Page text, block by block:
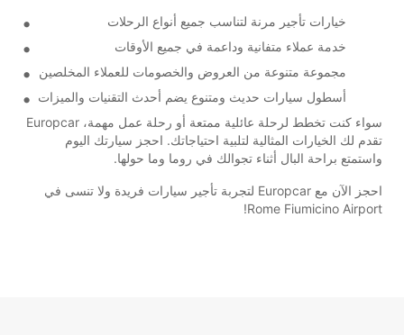
خيارات تأجير مرنة لتناسب جميع أنواع الرحلات
خدمة عملاء متفانية وداعمة في جميع الأوقات
مجموعة متنوعة من العروض والخصومات للعملاء المخلصين
أسطول سيارات حديث ومتنوع يضم أحدث التقنيات والميزات
سواء كنت تخطط لرحلة عائلية ممتعة أو رحلة عمل مهمة، Europcar
تقدم لك الخيارات المثالية لتلبية احتياجاتك. احجز سيارتك اليوم
واستمتع براحة البال أثناء تجوالك في روما وما حولها.
احجز الآن مع Europcar لتجربة تأجير سيارات فريدة ولا تنسى في
Rome Fiumicino Airport!